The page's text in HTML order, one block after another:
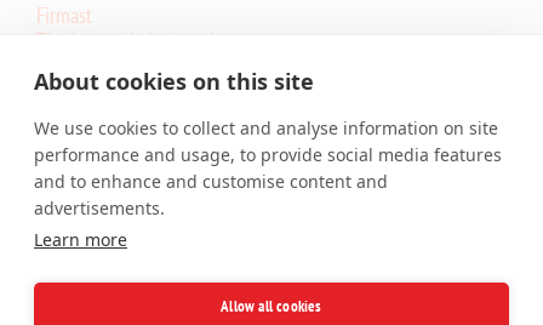
Firmast
Tingimused ja lepingud
Core.eu infrastruktuuri olek
Core.Hosting Looking Glass
TEENUSED
Veebimajutus
Pilveserver VPS
Privaatserver
About cookies on this site
We use cookies to collect and analyse information on site
performance and usage, to provide social media features
and to enhance and customise content and
advertisements.
Learn more
Allow all cookies